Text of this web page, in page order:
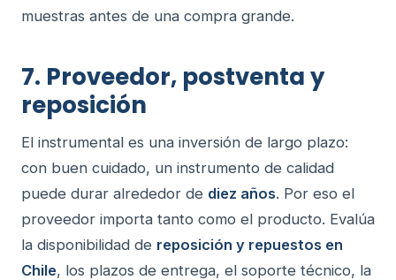
muestras antes de una compra grande.
7. Proveedor, postventa y
reposición
El instrumental es una inversión de largo plazo:
con buen cuidado, un instrumento de calidad
puede durar alrededor de diez años. Por eso el
proveedor importa tanto como el producto. Evalúa
la disponibilidad de reposición y repuestos en
Chile, los plazos de entrega, el soporte técnico, la